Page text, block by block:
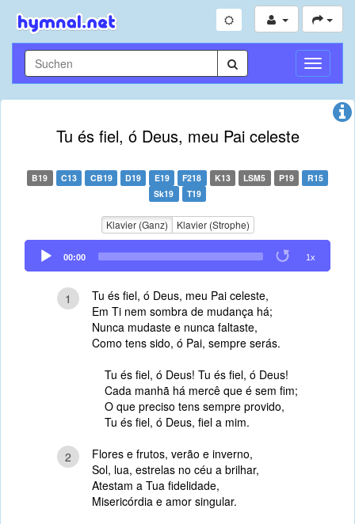
Tu és fiel, ó Deus, meu Pai celeste
B19 C13 CB19 D19 E19 F218 K13 LSM5 P19
R15
Sk19
T19
Klavier (Ganz) Klavier (Strophe)
Audio
Player
00:00 1x
1
Tu és fiel, ó Deus, meu Pai celeste,
Em Ti nem sombra de mudança há;
Nunca mudaste e nunca faltaste,
Como tens sido, ó Pai, sempre serás.
Tu és fiel, ó Deus! Tu és fiel, ó Deus!
Cada manhã há mercê que é sem fim;
O que preciso tens sempre provido,
Tu és fiel, ó Deus, fiel a mim.
2
Flores e frutos, verão e inverno,
Sol, lua, estrelas no céu a brilhar,
Atestam a Tua fidelidade,
Misericórdia e amor singular.